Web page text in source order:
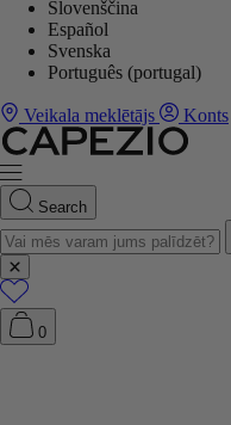
Slovenščina
Español
Svenska
Português (portugal)
Veikala meklētājs Konts
Search
0